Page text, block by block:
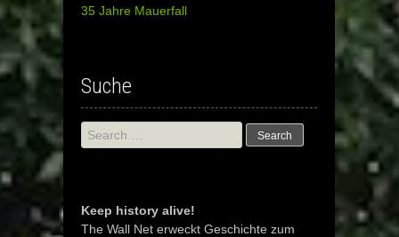
35 Jahre Mauerfall
Suche
Search
for:
Keep history alive!
The Wall Net erweckt Geschichte zum